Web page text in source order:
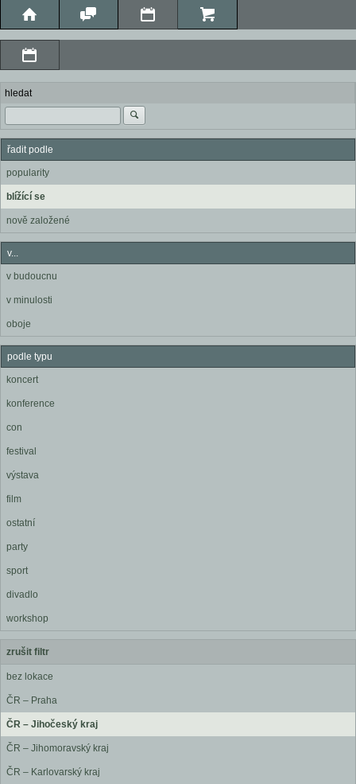
hledat
řadit podle
popularity
blížící se
nově založené
v...
v budoucnu
v minulosti
oboje
podle typu
koncert
konference
con
festival
výstava
film
ostatní
party
sport
divadlo
workshop
zrušit filtr
bez lokace
ČR – Praha
ČR – Jihočeský kraj
ČR – Jihomoravský kraj
ČR – Karlovarský kraj